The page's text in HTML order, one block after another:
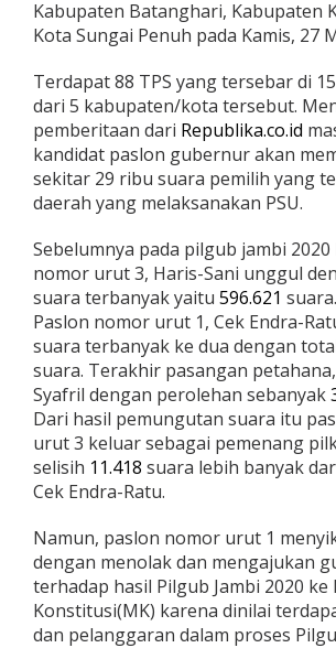
l
g
b
J
a
m
b
i
Kabupaten Batanghari, Kabupaten
Kota Sungai Penuh pada Kamis, 27
Terdapat 88 TPS yang tersebar di
dari 5 kabupaten/kota tersebut.
pemberitaan dari Republika.co.id
kandidat paslon gubernur akan
sekitar 29 ribu suara pemilih yang
daerah yang melaksanakan PSU.
Sebelumnya pada pilgub jambi
nomor urut 3, Haris-Sani unggul
suara terbanyak yaitu 596.621
Paslon nomor urut 1, Cek Endra-
suara terbanyak ke dua dengan
suara. Terakhir pasangan
Syafril dengan perolehan sebanyak
Dari hasil pemungutan suara itu
urut 3 keluar sebagai pemenang
selisih 11.418 suara lebih banyak
Cek Endra-Ratu.
Namun, paslon nomor urut 1
dengan menolak dan mengajukan
terhadap hasil Pilgub Jambi 2020 ke
Konstitusi(MK) karena dinilai
dan pelanggaran dalam proses